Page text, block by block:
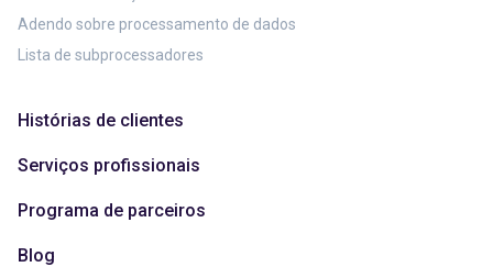
Adendo sobre processamento de dados
Lista de subprocessadores
Histórias de clientes
Serviços profissionais
Programa de parceiros
Blog